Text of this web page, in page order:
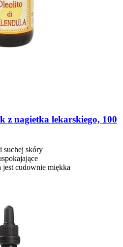
z nagietka lekarskiego, 100
suchej skóry
jest cudownie miękka